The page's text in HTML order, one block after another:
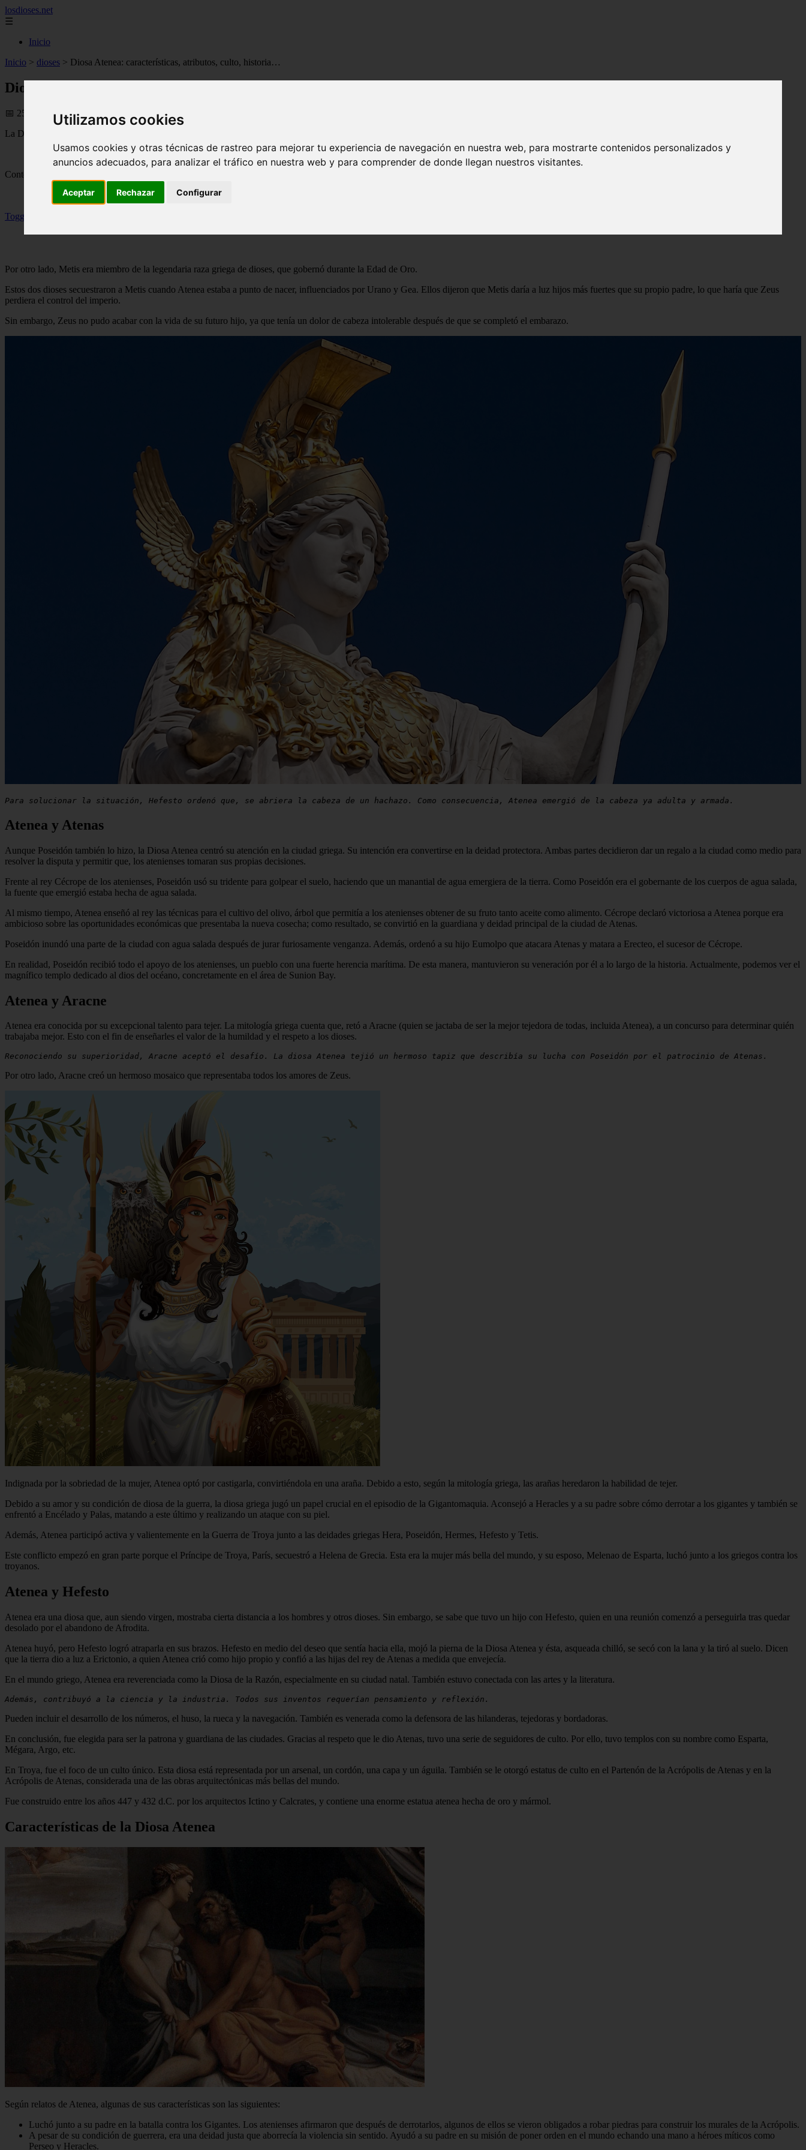
Utilizamos cookies
Usamos cookies y otras técnicas de rastreo para mejorar tu experiencia de navegación en nuestra web, para mostrarte contenidos personalizados y
anuncios adecuados, para analizar el tráfico en nuestra web y para comprender de donde llegan nuestros visitantes.
Aceptar Rechazar Configurar
losdioses.net
☰
Inicio
Inicio > dioses > Diosa Atenea: características, atributos, culto, historia…
Diosa Atenea: características, atributos, culto, historia…
📅 25/08/2025
La Diosa Atenea, era la diosa de la sabiduría y patrona de la guerra. Ella es la descendencia de Zeus y Metis. El primero era reverenciado como el Dios Rey y tenía gran poder sobre los Dioses del Olimpo.
Contenidos
Toggle
Por otro lado, Metis era miembro de la legendaria raza griega de dioses, que gobernó durante la Edad de Oro.
Estos dos dioses secuestraron a Metis cuando Atenea estaba a punto de nacer, influenciados por Urano y Gea. Ellos dijeron que Metis daría a luz hijos más fuertes que su propio padre, lo que haría que Zeus
perdiera el control del imperio.
Sin embargo, Zeus no pudo acabar con la vida de su futuro hijo, ya que tenía un dolor de cabeza intolerable después de que se completó el embarazo.
Para solucionar la situación, Hefesto ordenó que, se abriera la cabeza de un hachazo. Como consecuencia, Atenea emergió de la cabeza ya adulta y armada.
Atenea y Atenas
Aunque Poseidón también lo hizo, la Diosa Atenea centró su atención en la ciudad griega. Su intención era convertirse en la deidad protectora. Ambas partes decidieron dar un regalo a la ciudad como medio para
resolver la disputa y permitir que, los atenienses tomaran sus propias decisiones.
Frente al rey Cécrope de los atenienses, Poseidón usó su tridente para golpear el suelo, haciendo que un manantial de agua emergiera de la tierra. Como Poseidón era el gobernante de los cuerpos de agua salada,
la fuente que emergió estaba hecha de agua salada.
Al mismo tiempo, Atenea enseñó al rey las técnicas para el cultivo del olivo, árbol que permitía a los atenienses obtener de su fruto tanto aceite como alimento. Cécrope declaró victoriosa a Atenea porque era
ambicioso sobre las oportunidades económicas que presentaba la nueva cosecha; como resultado, se convirtió en la guardiana y deidad principal de la ciudad de Atenas.
Poseidón inundó una parte de la ciudad con agua salada después de jurar furiosamente venganza. Además, ordenó a su hijo Eumolpo que atacara Atenas y matara a Erecteo, el sucesor de Cécrope.
En realidad, Poseidón recibió todo el apoyo de los atenienses, un pueblo con una fuerte herencia marítima. De esta manera, mantuvieron su veneración por él a lo largo de la historia. Actualmente, podemos ver el
magnífico templo dedicado al dios del océano, concretamente en el área de Sunion Bay.
Atenea y Aracne
Atenea era conocida por su excepcional talento para tejer. La mitología griega cuenta que, retó a Aracne (quien se jactaba de ser la mejor tejedora de todas, incluida Atenea), a un concurso para determinar quién
trabajaba mejor. Esto con el fin de enseñarles el valor de la humildad y el respeto a los dioses.
Reconociendo su superioridad, Aracne aceptó el desafío. La diosa Atenea tejió un hermoso tapiz que describía su lucha con Poseidón por el patrocinio de Atenas.
Por otro lado, Aracne creó un hermoso mosaico que representaba todos los amores de Zeus.
Indignada por la sobriedad de la mujer, Atenea optó por castigarla, convirtiéndola en una araña. Debido a esto, según la mitología griega, las arañas heredaron la habilidad de tejer.
Debido a su amor y su condición de diosa de la guerra, la diosa griega jugó un papel crucial en el episodio de la Gigantomaquia. Aconsejó a Heracles y a su padre sobre cómo derrotar a los gigantes y también se
enfrentó a Encélado y Palas, matando a este último y realizando un ataque con su piel.
Además, Atenea participó activa y valientemente en la Guerra de Troya junto a las deidades griegas Hera, Poseidón, Hermes, Hefesto y Tetis.
Este conflicto empezó en gran parte porque el Príncipe de Troya, París, secuestró a Helena de Grecia. Esta era la mujer más bella del mundo, y su esposo, Melenao de Esparta, luchó junto a los griegos contra los
troyanos.
Atenea y Hefesto
Atenea era una diosa que, aun siendo virgen, mostraba cierta distancia a los hombres y otros dioses. Sin embargo, se sabe que tuvo un hijo con Hefesto, quien en una reunión comenzó a perseguirla tras quedar
desolado por el abandono de Afrodita.
Atenea huyó, pero Hefesto logró atraparla en sus brazos. Hefesto en medio del deseo que sentía hacia ella, mojó la pierna de la Diosa Atenea y ésta, asqueada chilló, se secó con la lana y la tiró al suelo. Dicen
que la tierra dio a luz a Erictonio, a quien Atenea crió como hijo propio y confió a las hijas del rey de Atenas a medida que envejecía.
En el mundo griego, Atenea era reverenciada como la Diosa de la Razón, especialmente en su ciudad natal. También estuvo conectada con las artes y la literatura.
Además, contribuyó a la ciencia y la industria. Todos sus inventos requerían pensamiento y reflexión.
Pueden incluir el desarrollo de los números, el huso, la rueca y la navegación. También es venerada como la defensora de las hilanderas, tejedoras y bordadoras.
En conclusión, fue elegida para ser la patrona y guardiana de las ciudades. Gracias al respeto que le dio Atenas, tuvo una serie de seguidores de culto. Por ello, tuvo templos con su nombre como Esparta,
Mégara, Argo, etc.
En Troya, fue el foco de un culto único. Esta diosa está representada por un arsenal, un cordón, una capa y un águila. También se le otorgó estatus de culto en el Partenón de la Acrópolis de Atenas y en la
Acrópolis de Atenas, considerada una de las obras arquitectónicas más bellas del mundo.
Fue construido entre los años 447 y 432 d.C. por los arquitectos Ictino y Calcrates, y contiene una enorme estatua atenea hecha de oro y mármol.
Características de la Diosa Atenea
Según relatos de Atenea, algunas de sus características son las siguientes:
Luchó junto a su padre en la batalla contra los Gigantes. Los atenienses afirmaron que después de derrotarlos, algunos de ellos se vieron obligados a robar piedras para construir los murales de la Acrópolis.
A pesar de su condición de guerrera, era una deidad justa que aborrecía la violencia sin sentido. Ayudó a su padre en su misión de poner orden en el mundo echando una mano a héroes míticos como
Perseo y Heracles.